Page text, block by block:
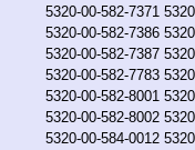
5320-00-582-7371
5320-00-582-7386
5320-00-582-7387
5320-00-582-7783
5320-00-582-8001
5320-00-582-8002
5320-00-584-0012